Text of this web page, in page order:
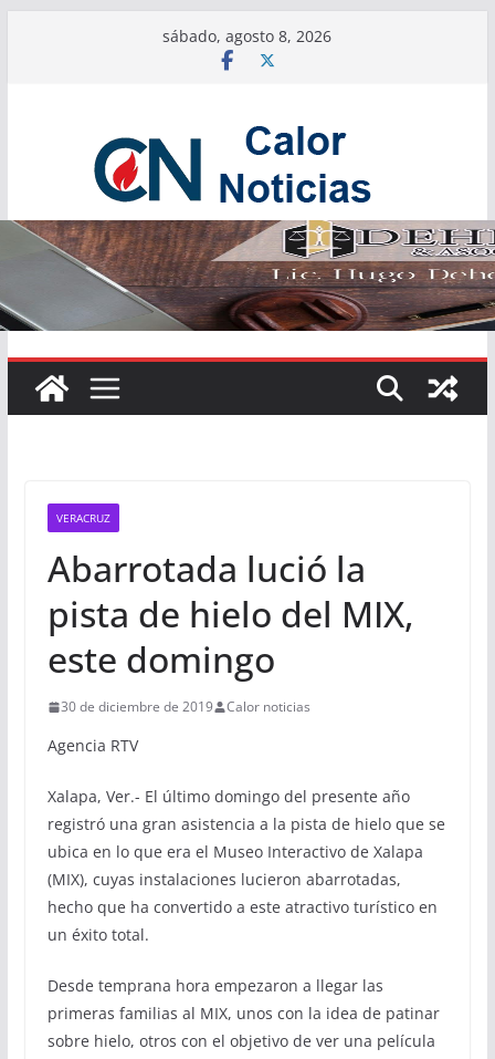
sábado, agosto 8, 2026
VERACRUZ
Abarrotada lució la
pista de hielo del MIX,
este domingo
30 de diciembre de 2019 Calor noticias
Agencia RTV
Xalapa, Ver.- El último domingo del presente año
registró una gran asistencia a la pista de hielo que se
ubica en lo que era el Museo Interactivo de Xalapa
(MIX), cuyas instalaciones lucieron abarrotadas,
hecho que ha convertido a este atractivo turístico en
un éxito total.
Desde temprana hora empezaron a llegar las
primeras familias al MIX, unos con la idea de patinar
sobre hielo, otros con el objetivo de ver una película